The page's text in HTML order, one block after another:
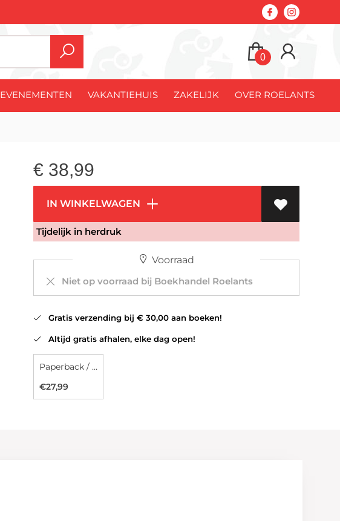
0
EVENEMENTEN VAKANTIEHUIS ZAKELIJK OVER ROELANTS
€ 38,99
IN WINKELWAGEN
Tijdelijk in herdruk
Voorraad
Niet op voorraad bij Boekhandel Roelants
Gratis verzending bij € 30,00 aan boeken!
Altijd gratis afhalen, elke dag open!
Paperback / softback
€27,99